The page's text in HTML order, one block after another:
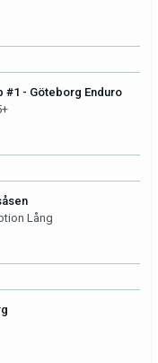
#1 - Göteborg Enduro
Lång